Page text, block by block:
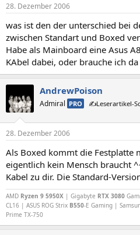
28. Dezember 2006
was ist den der unterschied bei
zwischen Standart und Boxed
Habe als Mainboard eine Asus
KAbel dabei, oder brauche ich
AndrewPoison
Admiral PRO ✍️Leserartikel-
28. Dezember 2006
Als Boxed kommt die Festplatte
eigentlich kein Mensch braucht
Kabel zu dir. Die Standard-
AMD Ryzen 9 5950X | Gigabyte RTX 3080
CL16 | ASUS ROG Strix B550-E Gaming |
Prime TX-750